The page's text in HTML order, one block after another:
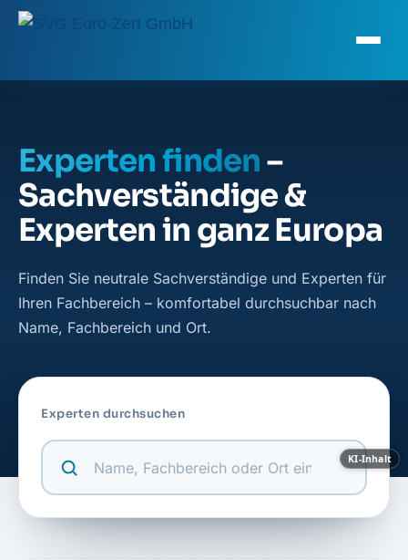
Experten finden–
Sachverständige &
Experten in ganz Europa
Finden Sie neutrale Sachverständige und Experten für
Ihren Fachbereich – komfortabel durchsuchbar nach
Name, Fachbereich und Ort.
KI-Inhalt
Experten durchsuchen